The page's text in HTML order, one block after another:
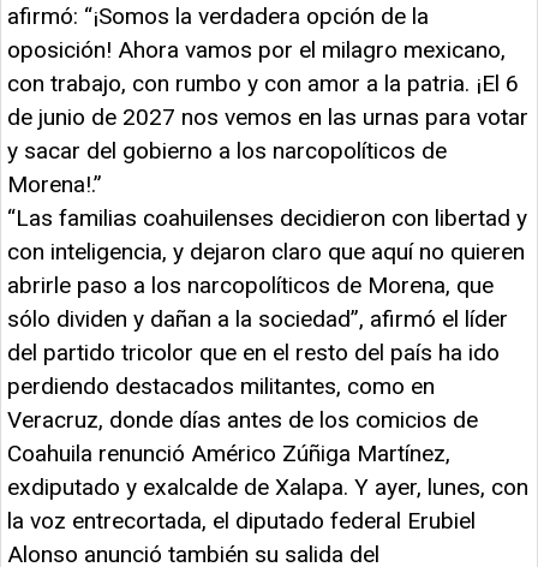
afirmó: “¡Somos la verdadera opción de la
oposición! Ahora vamos por el milagro mexicano,
con trabajo, con rumbo y con amor a la patria. ¡El 6
de junio de 2027 nos vemos en las urnas para votar
y sacar del gobierno a los narcopolíticos de
Morena!.”
“Las familias coahuilenses decidieron con libertad y
con inteligencia, y dejaron claro que aquí no quieren
abrirle paso a los narcopolíticos de Morena, que
sólo dividen y dañan a la sociedad”, afirmó el líder
del partido tricolor que en el resto del país ha ido
perdiendo destacados militantes, como en
Veracruz, donde días antes de los comicios de
Coahuila renunció Américo Zúñiga Martínez,
exdiputado y exalcalde de Xalapa. Y ayer, lunes, con
la voz entrecortada, el diputado federal Erubiel
Alonso anunció también su salida del